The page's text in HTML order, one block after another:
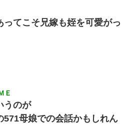
ってこそ兄嫁も姪を可愛がっ
Ｅ
うのが
571母娘での会話かもしれん